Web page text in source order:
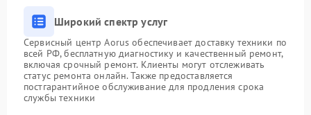
Широкий спектр услуг
Сервисный центр Aorus обеспечивает доставку техники по
всей РФ, бесплатную диагностику и качественный ремонт,
включая срочный ремонт. Клиенты могут отслеживать
статус ремонта онлайн. Также предоставляется
постгарантийное обслуживание для продления срока
службы техники